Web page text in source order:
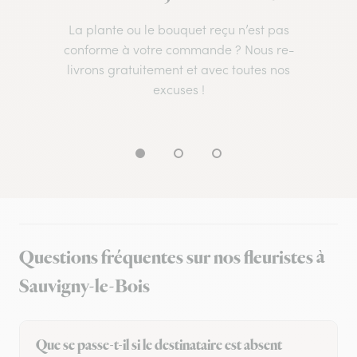
La plante ou le bouquet reçu n’est pas
conforme à votre commande ? Nous re-
livrons gratuitement et avec toutes nos
excuses !
Questions fréquentes sur nos fleuristes à
Sauvigny-le-Bois
Que se passe-t-il si le destinataire est absent